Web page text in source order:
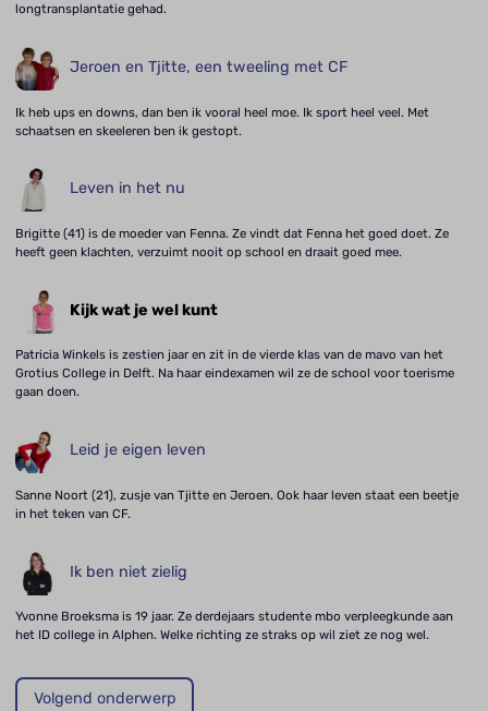
longtransplantatie gehad.
Jeroen en Tjitte, een tweeling met CF
Ik heb ups en downs, dan ben ik vooral heel moe. Ik sport heel veel. Met
schaatsen en skeeleren ben ik gestopt.
Leven in het nu
Brigitte (41) is de moeder van Fenna. Ze vindt dat Fenna het goed doet. Ze
heeft geen klachten, verzuimt nooit op school en draait goed mee.
Kijk wat je wel kunt
Patricia Winkels is zestien jaar en zit in de vierde klas van de mavo van het
Grotius College in Delft. Na haar eindexamen wil ze de school voor toerisme
gaan doen.
Leid je eigen leven
Sanne Noort (21), zusje van Tjitte en Jeroen. Ook haar leven staat een beetje
in het teken van CF.
Ik ben niet zielig
Yvonne Broeksma is 19 jaar. Ze derdejaars studente mbo verpleegkunde aan
het ID college in Alphen. Welke richting ze straks op wil ziet ze nog wel.
Volgend onderwerp